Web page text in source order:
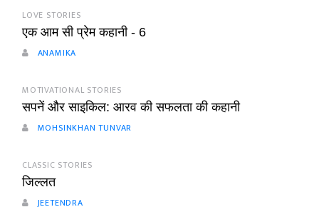
LOVE STORIES
एक आम सी प्रेम कहानी - 6
ANAMIKA
MOTIVATIONAL STORIES
सपनें और साइकिल: आरव की सफलता की कहानी
MOHSINKHAN TUNVAR
CLASSIC STORIES
जिल्लत
JEETENDRA